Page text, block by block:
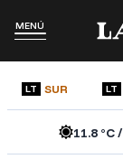
MENÚ
LT SUR LT
11.8°C /